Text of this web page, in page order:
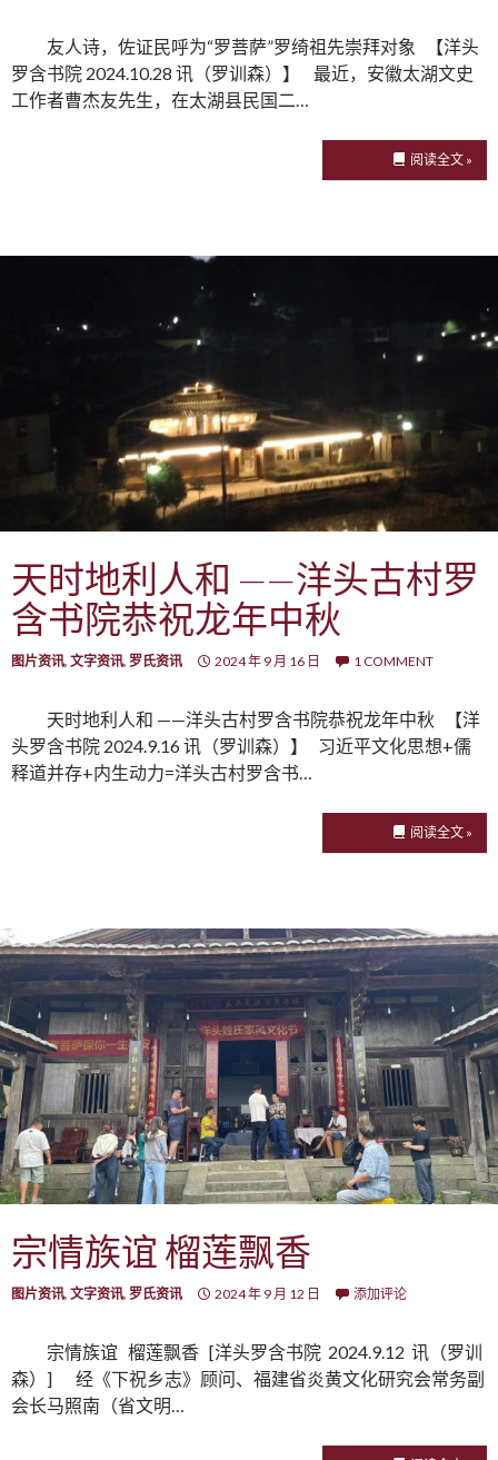
友人诗，佐证民呼为“罗菩萨”罗绮祖先崇拜对象 【洋头
罗含书院 2024.10.28 讯（罗训森）】 最近，安徽太湖文史
工作者曹杰友先生，在太湖县民国二…
阅读全文 »
天时地利人和 ——洋头古村罗
含书院恭祝龙年中秋
图片资讯, 文字资讯, 罗氏资讯 2024 年 9 月 16 日 1 COMMENT
天时地利人和 ——洋头古村罗含书院恭祝龙年中秋 【洋
头罗含书院 2024.9.16 讯（罗训森）】 习近平文化思想+儒
释道并存+内生动力=洋头古村罗含书…
阅读全文 »
宗情族谊 榴莲飘香
图片资讯, 文字资讯, 罗氏资讯 2024 年 9 月 12 日 添加评论
宗情族谊 榴莲飘香 [洋头罗含书院 2024.9.12 讯（罗训
森）] 经《下祝乡志》顾问、福建省炎黄文化研究会常务副
会长马照南（省文明…